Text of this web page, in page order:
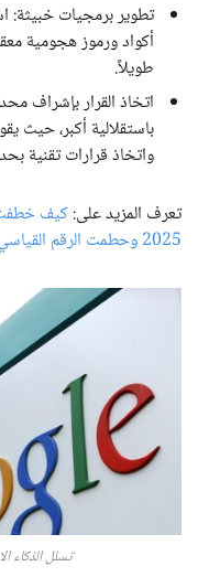
تطوير برمجيات خبيثة:
أكواد ورموز هجومية
طويلاً.
اتخاذ القرار بإشراف
باستقلالية أكبر، حيث
واتخاذ قرارات تقنية
تعرف المزيد على:
2025 وحطمت الرقم القياسي ؟
تسلل الذكاء